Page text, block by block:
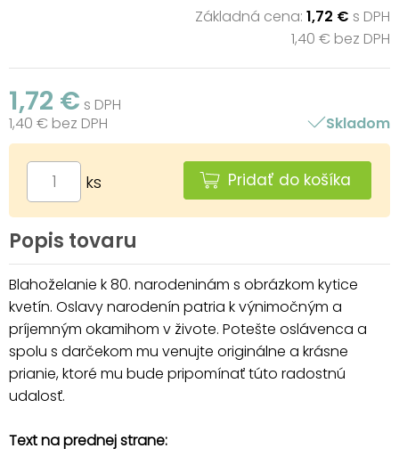
Základná cena: 1,72 € s DPH
1,40 € bez DPH
1,72 € s DPH
1,40 € bez DPH
Skladom
ks Pridať do košíka
Popis tovaru
Blahoželanie k 80. narodeninám s obrázkom kytice
kvetín. Oslavy narodenín patria k výnimočným a
príjemným okamihom v živote. Potešte oslávenca a
spolu s darčekom mu venujte originálne a krásne
prianie, ktoré mu bude pripomínať túto radostnú
udalosť.
Text na prednej strane: